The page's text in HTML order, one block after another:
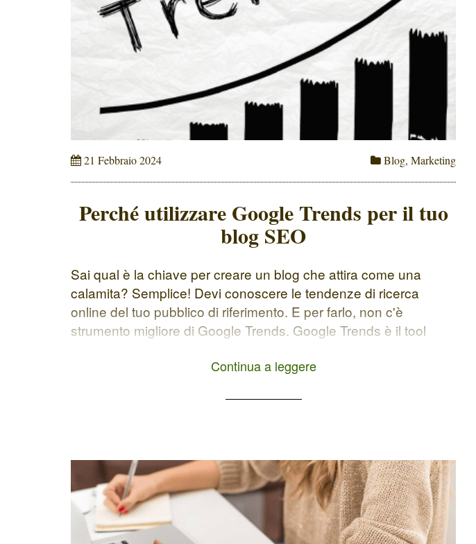
21 Febbraio 2024 Blog, Marketing
Perché utilizzare Google Trends per il tuo
blog SEO
Sai qual è la chiave per creare un blog che attira come una
calamita? Semplice! Devi conoscere le tendenze di ricerca
online del tuo pubblico di riferimento. E per farlo, non c'è
strumento migliore di Google Trends. Google Trends è il tool
Continua a leggere